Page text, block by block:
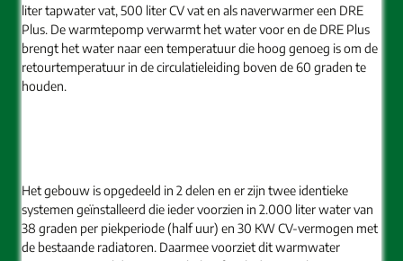
liter tapwater vat, 500 liter CV vat en als naverwarmer een DRE
Plus. De warmtepomp verwarmt het water voor en de DRE Plus
brengt het water naar een temperatuur die hoog genoeg is om de
retourtemperatuur in de circulatieleiding boven de 60 graden te
houden.
Het gebouw is opgedeeld in 2 delen en er zijn twee identieke
systemen geïnstalleerd die ieder voorzien in 2.000 liter water van
38 graden per piekperiode (half uur) en 30 KW CV-vermogen met
de bestaande radiatoren. Daarmee voorziet dit warmwater